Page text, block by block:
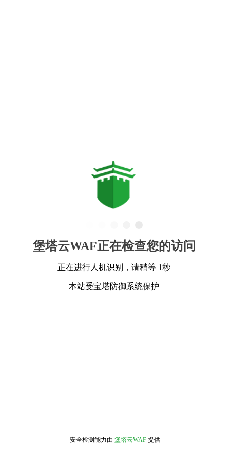
堡塔云WAF正在检查您的访问
正在进行人机识别，请稍等 1秒
本站受宝塔防御系统保护
安全检测能力由 堡塔云WAF 提供